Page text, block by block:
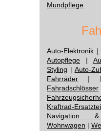
Mundpflege
Auto-Elektronik |
Autopflege |
Styling | Auto-
Fahrräder |
Fahradschlösser
Kraftrad-
Navigation
Wohnwagen |